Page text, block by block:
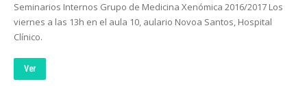
Seminarios Internos Grupo de Medicina Xenómica 2016/2017 Los
viernes a las 13h en el aula 10, aulario Novoa Santos, Hospital
Clínico.
Ver